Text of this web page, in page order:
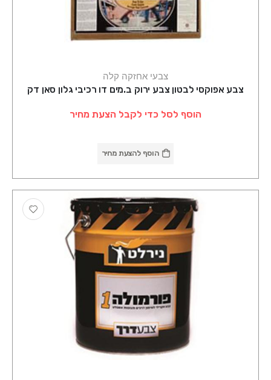
צבעי אחזקה קלה
צבע אפוקסי לבטון צבע ירוק ב.מים דו רכיבי גלון סאן דק
הוסף לסל כדי לקבל הצעת מחיר
הוסף להצעת מחיר